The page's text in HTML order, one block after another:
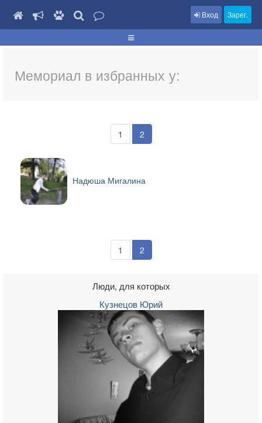
Вход Зарег.
Мемориал в избранных у:
1 2
Надюша Мигалина
1 2
Люди, для которых
Кузнецов Юрий